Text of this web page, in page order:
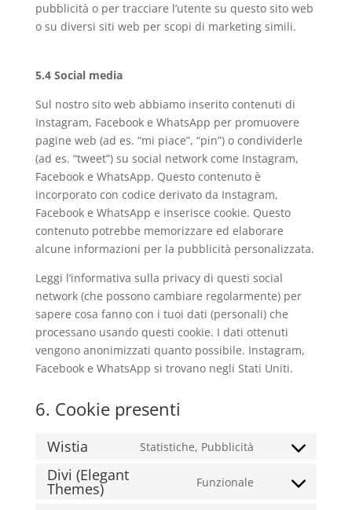
pubblicità o per tracciare l’utente su questo sito web
o su diversi siti web per scopi di marketing simili.
5.4 Social media
Sul nostro sito web abbiamo inserito contenuti di
Instagram, Facebook e WhatsApp per promuovere
pagine web (ad es. “mi piace”, “pin”) o condividerle
(ad es. “tweet”) su social network come Instagram,
Facebook e WhatsApp. Questo contenuto è
incorporato con codice derivato da Instagram,
Facebook e WhatsApp e inserisce cookie. Questo
contenuto potrebbe memorizzare ed elaborare
alcune informazioni per la pubblicità personalizzata.
Leggi l’informativa sulla privacy di questi social
network (che possono cambiare regolarmente) per
sapere cosa fanno con i tuoi dati (personali) che
processano usando questi cookie. I dati ottenuti
vengono anonimizzati quanto possibile. Instagram,
Facebook e WhatsApp si trovano negli Stati Uniti.
6. Cookie presenti
Wistia Statistiche, Pubblicità
Consent
service
Divi (Elegant
Themes) Funzionale
Consent